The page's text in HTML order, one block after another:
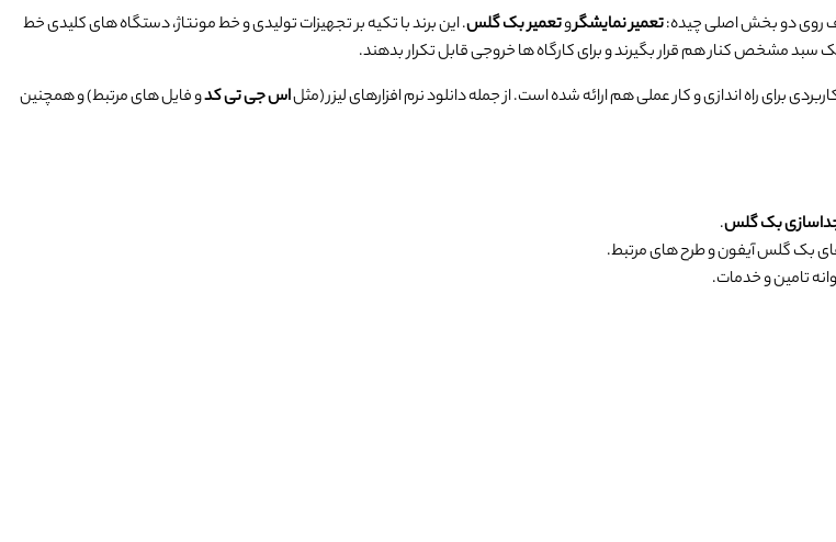
روی دو بخش اصلی چیده:تعمیر نمایشگروتعمیر بک گلس. این برند با تکیه بر تجهیزات تولیدی و خط مونتاژ، دستگاه های کلیدی خط
سبد مشخص کنار هم قرار بگیرند و برای کارگاه ها خروجی قابل تکرار بدهند.
راه اندازی و کار عملی هم ارائه شده است. از جمله دانلود نرم افزارهای لیزر (مثلاس جی تی کدو فایل های مرتبط) و همچنین
جداسازی بک گلس.
بک گلس آیفون و طرح های مرتبط.
تامین و خدمات.